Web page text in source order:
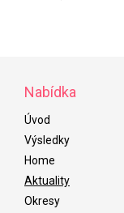
Nabídka
Úvod
Výsledky
Home
Aktuality
Okresy